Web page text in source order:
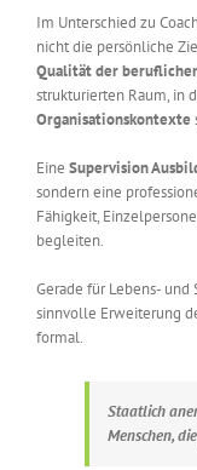
Im Unterschied zu
nicht die persönliche
Qualität der
strukturierten Raum, in
Organisationskontexte
Eine Supervision
sondern eine
Fähigkeit,
begleiten.
Gerade für Lebens-
sinnvolle Erweiterung
formal.
Staatlich
Menschen,